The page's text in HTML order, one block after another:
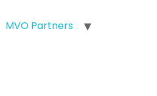
MVO Partners